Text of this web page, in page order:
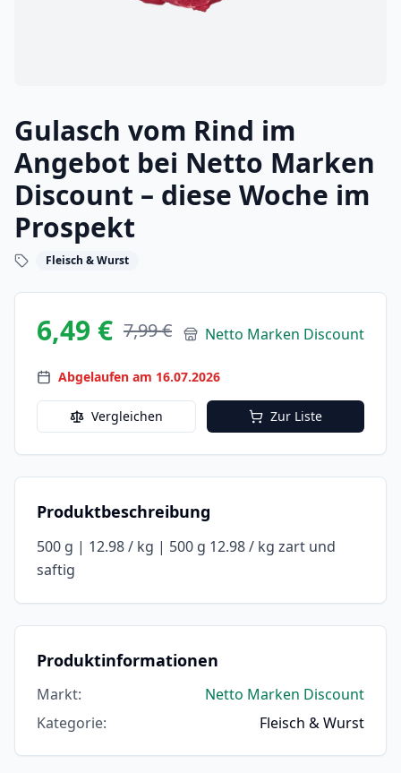
Gulasch vom Rind im
Angebot bei Netto Marken
Discount – diese Woche im
Prospekt
Fleisch & Wurst
6,49 € 7,99 € Netto Marken Discount
Abgelaufen am 16.07.2026
Vergleichen Zur Liste
Produktbeschreibung
500 g | 12.98 / kg | 500 g 12.98 / kg zart und
saftig
Produktinformationen
Markt:
Netto Marken Discount
Kategorie: Fleisch & Wurst